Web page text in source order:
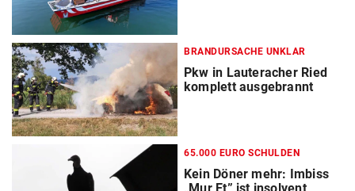
BRANDURSACHE UNKLAR
Pkw in Lauteracher Ried
komplett ausgebrannt
65.000 EURO SCHULDEN
Kein Döner mehr: Imbiss